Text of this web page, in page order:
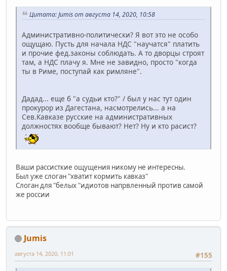
Цитата: Jumis от августа 14, 2020, 10:58
Административно-политически? Я вот это не особо
ощущаю. Пусть для начала НДС "научатся" платить
и прочие фед.законы соблюдать. А то дворцы строят
там, а НДС плачу я. Мне не завидно, просто "когда
ты в Риме, поступай как римляне".
Дадад... еще б "а судьи кто?" / был у нас тут один
прокурор из Дагестана, насмотрелись... а на
Сев.Кавказе русские на административных
должностях вообще бывают? Нет? Ну и кто расист?
Ваши рассисткие ощущения никому не интересны.
Был уже слоган "хватит кормить кавказ"
Слоган для "белых "идиотов напрвленный против самой
же россии
Jumis
#155
августа 14, 2020, 11:01